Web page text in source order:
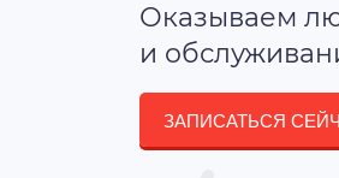
Оказываем
и
ЗАПИСАТЬСЯ